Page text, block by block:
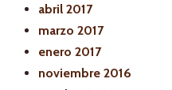
abril 2017
marzo 2017
enero 2017
noviembre 2016